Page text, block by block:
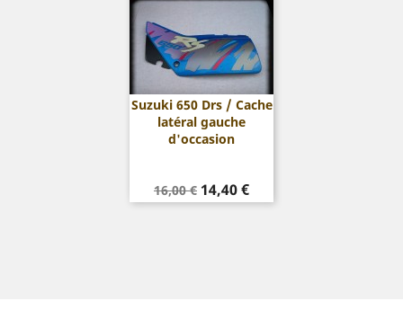
Suzuki 650 Drs / Cache
latéral gauche
d'occasion
Prix
de
16,00 € Prix
14,40 €